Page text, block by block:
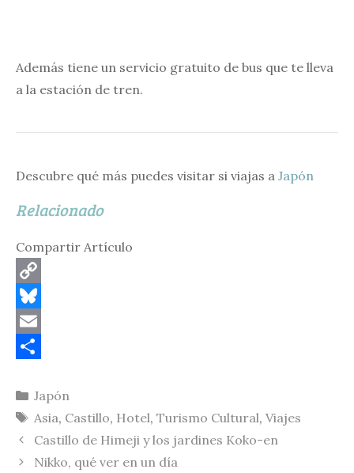
Además tiene un servicio gratuito de bus que te lleva
a la estación de tren.
Descubre qué más puedes visitar si viajas a Japón
Relacionado
Compartir Artículo
C
o
p
L
i
n
B
e
s
k
E
a
i
o
m
p
Categorías
Japón
Etiquetas
Asia, Castillo, Hotel, Turismo Cultural, Viajes
Castillo de Himeji y los jardines Koko-en
Nikko, qué ver en un día